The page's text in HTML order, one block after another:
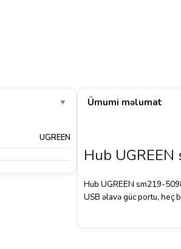
▼
UGREEN
Ümumi məlumat
Hub
Hub UGREEN sm219-
USB əlavə güc portu, heç